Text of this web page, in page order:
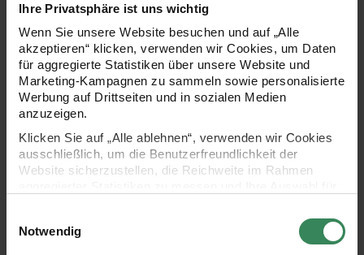
Ihre Privatsphäre ist uns wichtig
Wenn Sie unsere Website besuchen und auf „Alle
akzeptieren“ klicken, verwenden wir Cookies, um Daten
für aggregierte Statistiken über unsere Website und
Marketing-Kampagnen zu sammeln sowie personalisierte
Werbung auf Drittseiten und in sozialen Medien
anzuzeigen.
Klicken Sie auf „Alle ablehnen“, verwenden wir Cookies
ausschließlich, um die Benutzerfreundlichkeit der
Website sicherzustellen, die Reichweite im Rahmen
Ihre Einwilligung ist freiwillig und kann jederzeit über den
Link „Cookie-Einstellungen“ im Fußbereich der Seite
Notwendig
Mit den Ohhh! Lovely! Streuartikeln zieht der Frühling bei
Ihnen ein. Das Holzstreu ist perfekt zum Basteln,
Dekorieren und Verschenken. Die Blüten sind hochwertig
verarbeitet und liebevoll gestaltet. Vielseitig
zusammengestellt können Sie damit eindrucksvoll und
individuell dekorieren.
Maße: 15mm x 15mm - 17,5mm x 15mm